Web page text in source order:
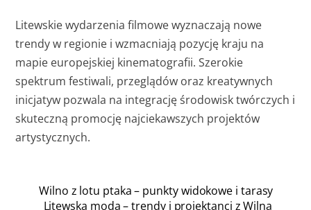
Litewskie wydarzenia filmowe wyznaczają nowe
trendy w regionie i wzmacniają pozycję kraju na
mapie europejskiej kinematografii. Szerokie
spektrum festiwali, przeglądów oraz kreatywnych
inicjatyw pozwala na integrację środowisk twórczych i
skuteczną promocję najciekawszych projektów
artystycznych.
Wilno z lotu ptaka – punkty widokowe i tarasy
Litewska moda – trendy i projektanci z Wilna